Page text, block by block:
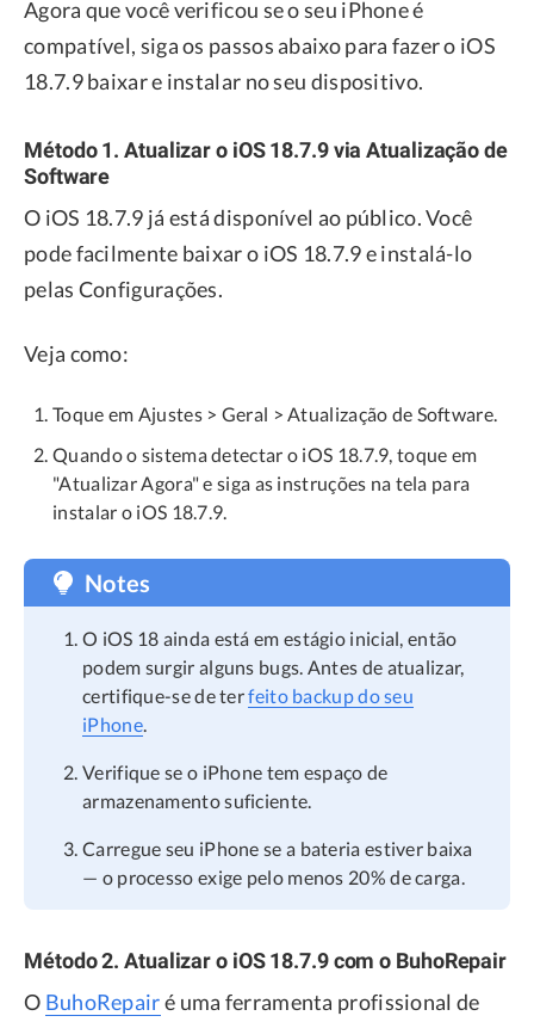
Agora que você verificou se o seu iPhone é
compatível, siga os passos abaixo para fazer o iOS
18.7.9 baixar e instalar no seu dispositivo.
Método 1. Atualizar o iOS 18.7.9 via Atualização de
Software
O iOS 18.7.9 já está disponível ao público. Você
pode facilmente baixar o iOS 18.7.9 e instalá-lo
pelas Configurações.
Veja como:
Toque em Ajustes > Geral > Atualização de Software.
Quando o sistema detectar o iOS 18.7.9, toque em
"Atualizar Agora" e siga as instruções na tela para
instalar o iOS 18.7.9.
Notes
O iOS 18 ainda está em estágio inicial, então
podem surgir alguns bugs. Antes de atualizar,
certifique-se de terfeito backup do seu
iPhone.
Verifique se o iPhone tem espaço de
armazenamento suficiente.
Carregue seu iPhone se a bateria estiver baixa
— o processo exige pelo menos 20% de carga.
Método 2. Atualizar o iOS 18.7.9 com o BuhoRepair
O BuhoRepairé uma ferramenta profissional de